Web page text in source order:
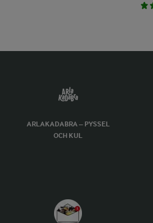
ARLAKADABRA – PYSSEL
OCH KUL